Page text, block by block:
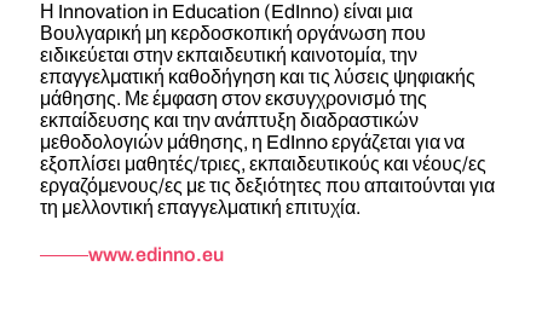
Η Innovation in Education (EdInno) είναι μια
Βουλγαρική μη κερδοσκοπική οργάνωση που
ειδικεύεται στην εκπαιδευτική καινοτομία, την
επαγγελματική καθοδήγηση και τις λύσεις ψηφιακής
μάθησης. Με έμφαση στον εκσυγχρονισμό της
εκπαίδευσης και την ανάπτυξη διαδραστικών
μεθοδολογιών μάθησης, η EdInno εργάζεται για να
εξοπλίσει μαθητές/τριες, εκπαιδευτικούς και νέους/ες
εργαζόμενους/ες με τις δεξιότητες που απαιτούνται για
τη μελλοντική επαγγελματική επιτυχία.
www.edinno.eu